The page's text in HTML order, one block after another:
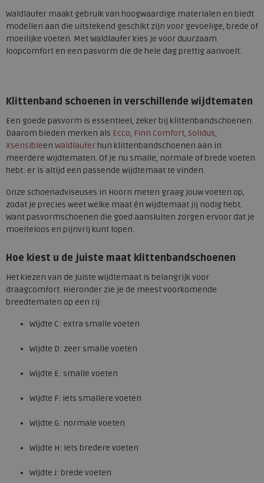
Waldlaufer maakt gebruik van hoogwaardige materialen en biedt
modellen aan die uitstekend geschikt zijn voor gevoelige, brede of
moeilijke voeten. Met Waldlaufer kies je voor duurzaam
loopcomfort en een pasvorm die de hele dag prettig aanvoelt.
Klittenband schoenen in verschillende wijdtematen
Een goede pasvorm is essentieel, zeker bij klittenbandschoenen.
Daarom bieden merken als Ecco, Finn Comfort, Solidus,
Xsensibleen Waldlaufer hun klittenbandschoenen aan in
meerdere wijdtematen. Of je nu smalle, normale of brede voeten
hebt: er is altijd een passende wijdtemaat te vinden.
Onze schoenadviseuses in Hoorn meten graag jouw voeten op,
zodat je precies weet welke maat én wijdtemaat jij nodig hebt.
Want pasvormschoenen die goed aansluiten zorgen ervoor dat je
moeiteloos en pijnvrij kunt lopen.
Hoe kiest u de juiste maat klittenbandschoenen
Het kiezen van de juiste wijdtemaat is belangrijk voor
draagcomfort. Hieronder zie je de meest voorkomende
breedtematen op een rij:
Wijdte C: extra smalle voeten
Wijdte D: zeer smalle voeten
Wijdte E: smalle voeten
Wijdte F: iets smallere voeten
Wijdte G: normale voeten
Wijdte H: iets bredere voeten
Wijdte J: brede voeten